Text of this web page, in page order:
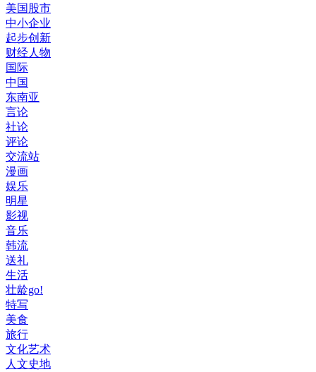
美国股市
中小企业
起步创新
财经人物
国际
中国
东南亚
言论
社论
评论
交流站
漫画
娱乐
明星
影视
音乐
韩流
送礼
生活
壮龄go!
特写
美食
旅行
文化艺术
人文史地